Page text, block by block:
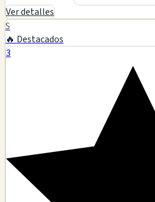
Ver detalles
S
🔥 Destacados
3